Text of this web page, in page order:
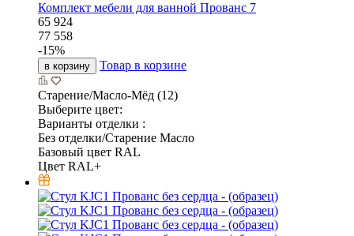
Комплект мебели для ванной Прованс 7
65 924
77 558
-15%
в корзину Товар в корзине
Старение/Масло-Мёд (12)
Выберите цвет:
Варианты отделки :
Без отделки/Старение Масло
Базовый цвет RAL
Цвет RAL+